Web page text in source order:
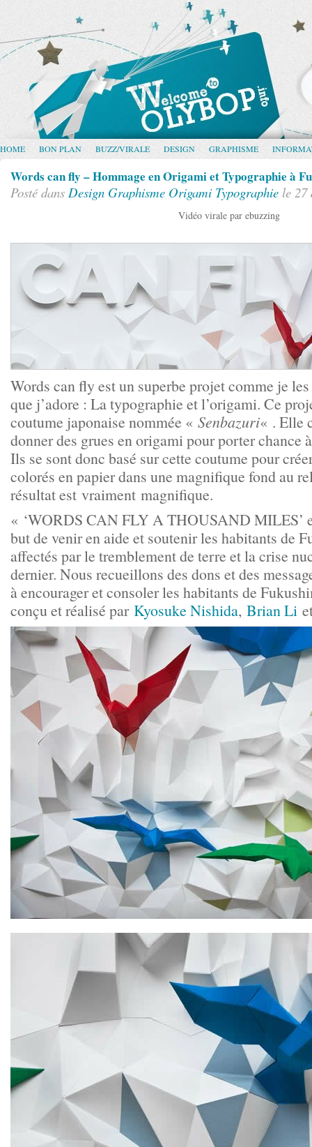
HOME BON PLAN BUZZ/VIRALE DESIGN GRAPHISME
Words can fly – Hommage en Origami et Typographie à
Posté dans Design Graphisme Origami Typographie le 27
Vidéo virale par ebuzzing
Words can fly est un superbe projet comme je
que j’adore : La typographie et l’origami. Ce
coutume japonaise nommée « Senbazuri« . Elle
donner des grues en origami pour porter chance
Ils se sont donc basé sur cette coutume pour
colorés en papier dans une magnifique fond au
résultat est vraiment magnifique.
« ‘WORDS CAN FLY A THOUSAND MILES’
but de venir en aide et soutenir les habitants de
affectés par le tremblement de terre et la crise
dernier. Nous recueillons des dons et des
à encourager et consoler les habitants de
conçu et réalisé par Kyosuke Nishida, Brian Li